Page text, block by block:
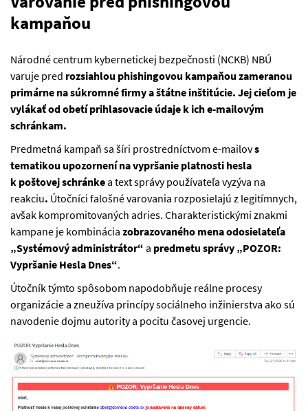
kampaňou
Národné centrum kybernetickej bezpečnosti (NCKB) NBÚ
varuje pred rozsiahlou phishingovou kampaňou zameranou
primárne na súkromné firmy a štátne inštitúcie. Jej cieľom je
vylákať od obetí prihlasovacie údaje k ich e-mailovým
schránkam.
Predmetná kampaň sa šíri prostredníctvom e-mailovs
tematikou upozornení navypršanie platnosti hesla
k poštovej schránkea text správy používateľa vyzýva na
reakciu. Útočníci falošné varovania rozposielajú z legitímnych,
avšak kompromitovaných adries. Charakteristickými znakmi
kampane je kombinácia zobrazovaného mena odosielateľa
„Systémový administrátor“ a predmetu správy „POZOR:
Vypršanie Hesla Dnes“.
Útočník týmto spôsobom napodobňuje reálne procesy
organizácie a zneužíva princípy sociálneho inžinierstva ako sú
navodenie dojmu autority a pocitu časovej urgencie.